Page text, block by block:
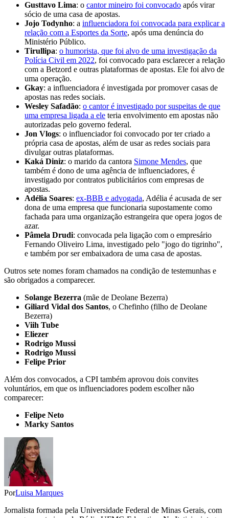
Gusttavo Lima: o cantor mineiro foi convocado após virar
sócio de uma casa de apostas.
Jojo Todynho: a influenciadora foi convocada para explicar a
relação com a Esportes da Sorte, após uma denúncia do
Ministério Público.
Tirullipa: o humorista, que foi alvo de uma investigação da
Polícia Civil em 2022, foi convocado para esclarecer a relação
com a Betzord e outras plataformas de apostas. Ele foi alvo de
uma operação.
Gkay: a influenciadora é investigada por promover casas de
apostas nas redes sociais.
Wesley Safadão: o cantor é investigado por suspeitas de que
uma empresa ligada a ele teria envolvimento em apostas não
autorizadas pelo governo federal.
Jon Vlogs: o influenciador foi convocado por ter criado a
própria casa de apostas, além de usar as redes sociais para
divulgar outras plataformas.
Kaká Diniz: o marido da cantora Simone Mendes, que
também é dono de uma agência de influenciadores, é
investigado por contratos publicitários com empresas de
apostas.
Adélia Soares: ex-BBB e advogada, Adélia é acusada de ser
dona de uma empresa que funcionaria supostamente como
fachada para uma organização estrangeira que opera jogos de
azar.
Pâmela Drudi: convocada pela ligação com o empresário
Fernando Oliveiro Lima, investigado pelo "jogo do tigrinho",
e também por ser embaixadora de uma casa de apostas.
Outros sete nomes foram chamados na condição de testemunhas e
são obrigados a comparecer.
Solange Bezerra (mãe de Deolane Bezerra)
Giliard Vidal dos Santos, o Chefinho (filho de Deolane
Bezerra)
Viih Tube
Eliezer
Rodrigo Mussi
Rodrigo Mussi
Felipe Prior
Além dos convocados, a CPI também aprovou dois convites
voluntários, em que os influenciadores podem escolher não
comparecer:
Felipe Neto
Marky Santos
PorLuisa Marques
Jornalista formada pela Universidade Federal de Minas Gerais, com